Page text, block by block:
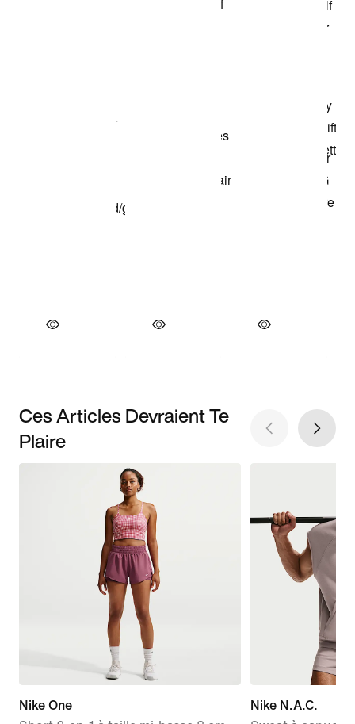
Ces Articles Devraient Te
Plaire
Nike One
Nike N.A.C.